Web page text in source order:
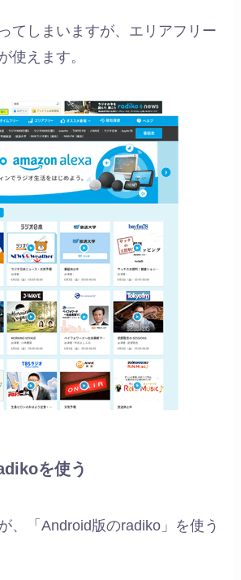
てしまいますが、エリアフリー
使えます。
を使う
、「Android版のradiko」を使う